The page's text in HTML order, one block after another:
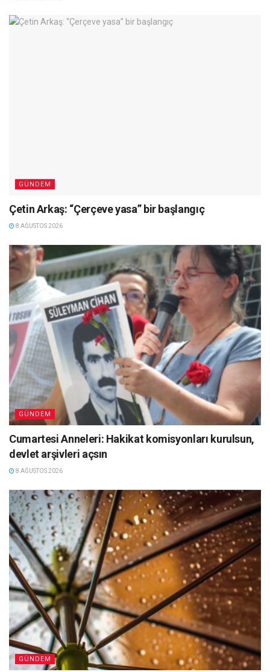
GÜNDEM
Çetin Arkaş: “Çerçeve yasa” bir başlangıç
8 AĞUSTOS 2026
GÜNDEM
Cumartesi Anneleri: Hakikat komisyonları kurulsun,
devlet arşivleri açsın
8 AĞUSTOS 2026
GÜNDEM